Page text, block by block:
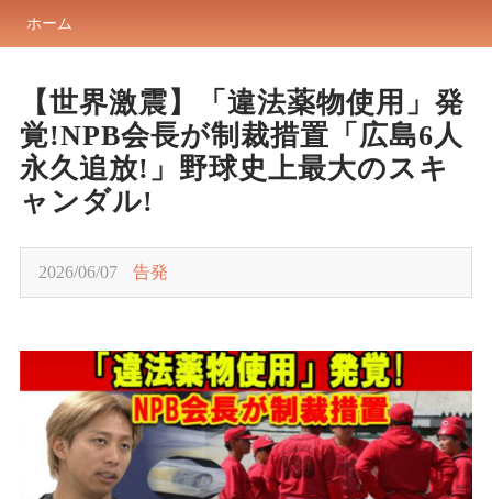
ホーム
【世界激震】「違法薬物使用」発
覚!NPB会長が制裁措置「広島6人
永久追放!」野球史上最大のスキ
ャンダル!
2026/06/07 告発